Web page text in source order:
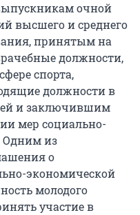
очной
высшего и среднего
принятым на
должности,
спорта,
должности в
и заключившим
мер социально-
Одним из
о
экономической
молодого
участие в